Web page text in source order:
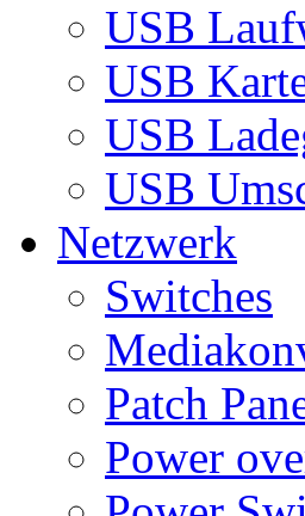
USB
USB
USB
USB
Netzwerk
Switches
Patch
Power